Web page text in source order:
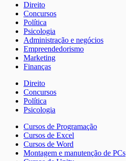
Direito
Concursos
Política
Psicologia
Administração e negócios
Empreendedorismo
Marketing
Finanças
Direito
Concursos
Política
Psicologia
Cursos de Programação
Cursos de Excel
Cursos de Word
Montagem e manutenção de PCs